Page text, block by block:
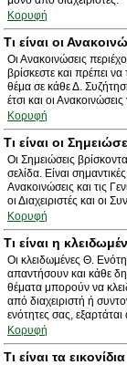
Κορυφή
Τι είναι οι
Οι Ανακοινώσεις
βρίσκεστε και πρέπει
θέμα σε κάθε Δ.
έτσι και οι
Κορυφή
Τι είναι οι
Οι Σημειώσεις
σελίδα. Είναι
Ανακοινώσεις και τις
οι Διαχειριστές και οι
Κορυφή
Τι είναι η
Οι κλειδωμένες Θ.
απαντήσουν και κάθε
θέματα μπορούν να
από διαχειριστή ή
ενότητες σας, εξαρτάται
Κορυφή
Τι είναι τα